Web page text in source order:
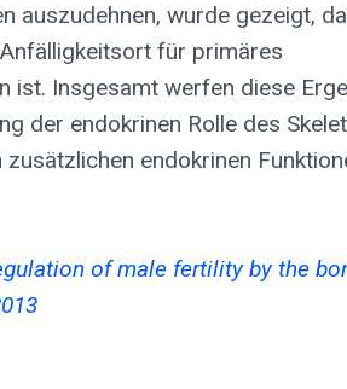
auszudehnen, wurde gezeigt,
für primäres
ist. Insgesamt werfen diese
der endokrinen Rolle des
endokrinen
of male fertility by the